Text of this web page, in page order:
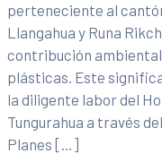
perteneciente al
Llangahua y Runa
contribución
plásticas. Este
la diligente labor del
Tungurahua a través
Planes […]